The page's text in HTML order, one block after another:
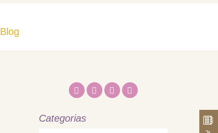
Blog
Categorias